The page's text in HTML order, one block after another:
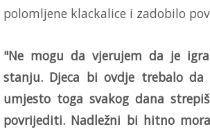
polomljene klackalice i zadobilo
"Ne mogu da vjerujem da je
stanju. Djeca bi ovdje trebalo
umjesto toga svakog dana
povrijediti. Nadležni bi hitno